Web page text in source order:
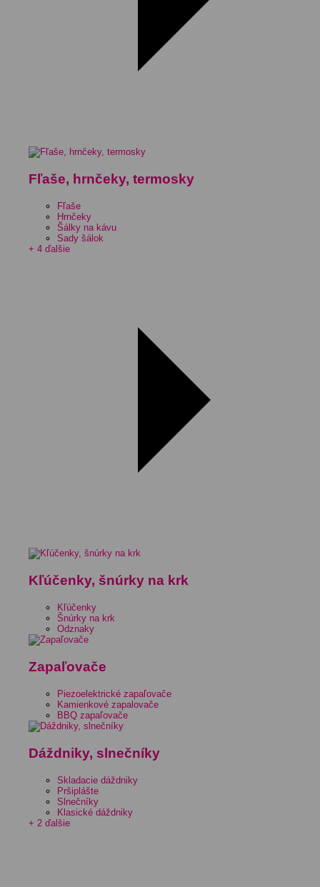
Fľaše, hrnčeky, termosky
Fľaše
Hrnčeky
Šálky na kávu
Sady šálok
+ 4 ďalšie
Kľúčenky, šnúrky na krk
Kľúčenky
Šnúrky na krk
Odznaky
Zapaľovače
Piezoelektrické zapaľovače
Kamienkové zapalovače
BBQ zapaľovače
Dáždniky, slnečníky
Skladacie dáždniky
Pršiplášte
Slnečníky
Klasické dáždniky
+ 2 ďalšie